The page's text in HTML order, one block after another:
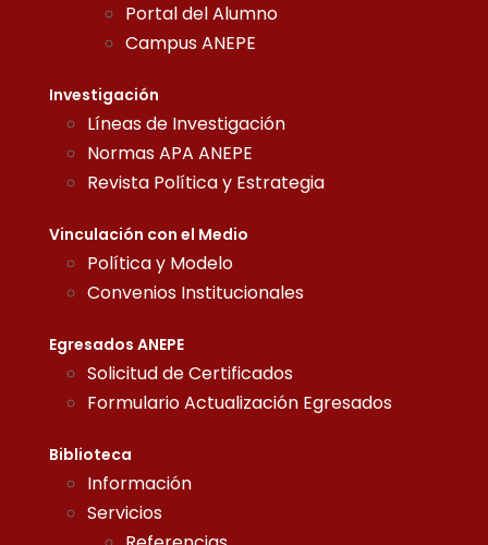
Portal del Alumno
Campus ANEPE
Investigación
Líneas de Investigación
Normas APA ANEPE
Revista Política y Estrategia
Vinculación con el Medio
Política y Modelo
Convenios Institucionales
Egresados ANEPE
Solicitud de Certificados
Formulario Actualización Egresados
Biblioteca
Información
Servicios